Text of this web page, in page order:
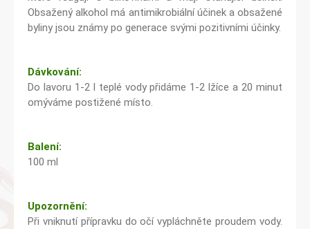
Obsažený alkohol má antimikrobiální účinek a obsažené
byliny jsou známy po generace svými pozitivními účinky.
Dávkování:
Do lavoru 1-2 l teplé vody přidáme 1-2 lžíce a 20 minut
omýváme postižené místo.
Balení:
100 ml
Upozornění:
Při vniknutí přípravku do očí vypláchněte proudem vody.